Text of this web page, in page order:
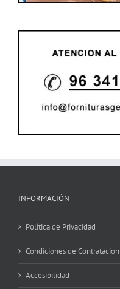
INFORMACIÓN
Política de Privacidad
Condiciones de Contratacion
Accesibilidad